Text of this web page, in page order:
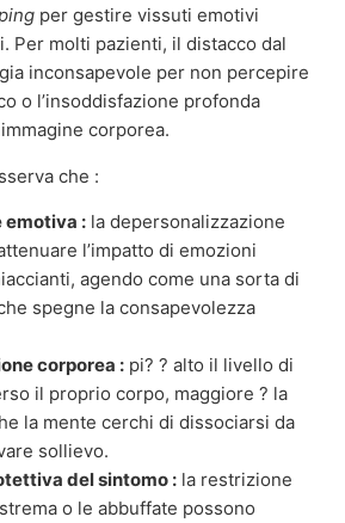
per gestire vissuti emotivi
Per molti pazienti, il distacco dal
inconsapevole per non percepire
o l’insoddisfazione profonda
corporea.
che :
emotiva : la depersonalizzazione
l’impatto di emozioni
agendo come una sorta di
spegne la consapevolezza
corporea : pi? ? alto il livello di
il proprio corpo, maggiore ? la
la mente cerchi di dissociarsi da
sollievo.
del sintomo : la restrizione
o le abbuffate possono